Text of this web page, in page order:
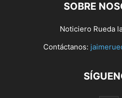
SOBRE
Noticiero Rueda
Contáctanos: